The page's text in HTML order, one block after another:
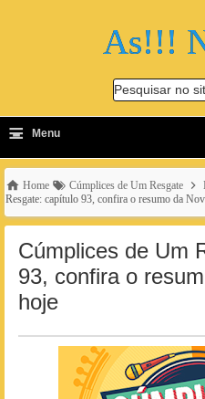
As!!!
Pesquisar no
-
≡ Menu
Home Cúmplices de Um Resgate
Resgate: capítulo 93, confira o resumo da
Cúmplices de Um
93, confira o
hoje